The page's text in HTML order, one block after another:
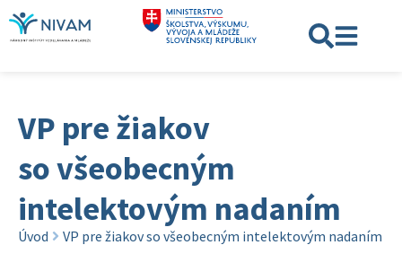
VP pre žiakov
so všeobecným
intelektovým nadaním
Úvod VP pre žiakov so všeobecným intelektovým nadaním